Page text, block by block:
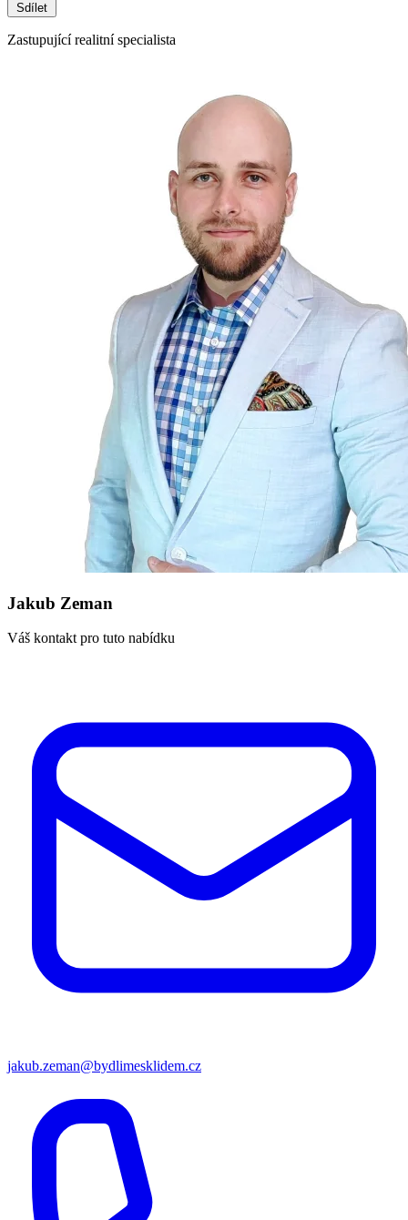
Sdílet
Zastupující realitní specialista
Jakub Zeman
Váš kontakt pro tuto nabídku
jakub.zeman@bydlimesklidem.cz